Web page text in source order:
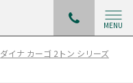
MENU
ダイナ カーゴ 2トン シリーズ